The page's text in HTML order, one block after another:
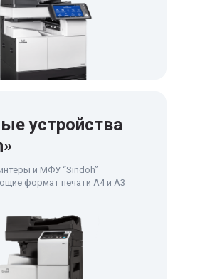
устройства
и МФУ “Sindoh”
формат печати А4 и А3